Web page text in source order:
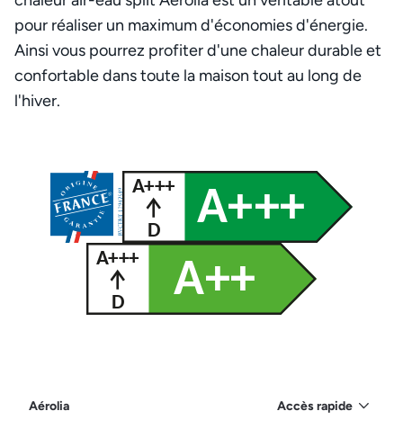
pour réaliser un maximum d'économies d'énergie.
Ainsi vous pourrez profiter d'une chaleur durable et
confortable dans toute la maison tout au long de
l'hiver.
Aérolia Accès rapide